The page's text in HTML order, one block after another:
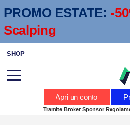
PROMO ESTATE: -
Scalping
SHOP
Apri un conto
Tramite Broker Sponsor